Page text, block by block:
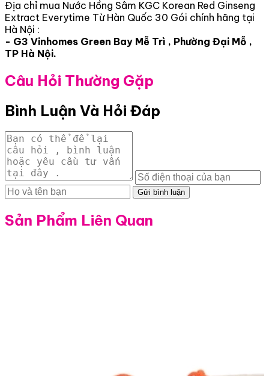
Địa chỉ mua Nước Hồng Sâm KGC Korean Red Ginseng
Extract Everytime Từ Hàn Quốc 30 Gói chính hãng tại
Hà Nội :
- G3 Vinhomes Green Bay Mễ Trì , Phường Đại Mỗ ,
TP Hà Nội.
Câu Hỏi Thường Gặp
Bình Luận Và Hỏi Đáp
Gửi bình luận
Sản Phẩm Liên Quan